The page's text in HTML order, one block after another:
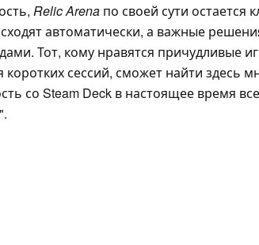
Relic Arena по своей сути остается
автоматически, а важные
Тот, кому нравятся причудливые
сессий, сможет найти здесь
со Steam Deck в настоящее время